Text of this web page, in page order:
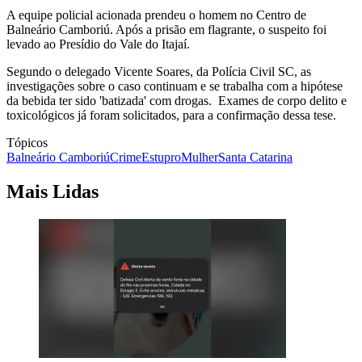
A equipe policial acionada prendeu o homem no Centro de
Balneário Camboriú. Após a prisão em flagrante, o suspeito foi
levado ao Presídio do Vale do Itajaí.
Segundo o delegado Vicente Soares, da Polícia Civil SC, as
investigações sobre o caso continuam e se trabalha com a hipótese
da bebida ter sido 'batizada' com drogas. Exames de corpo delito e
toxicológicos já foram solicitados, para a confirmação dessa tese.
Tópicos
Balneário CamboriúCrimeEstuproMulherSanta Catarina
Mais Lidas